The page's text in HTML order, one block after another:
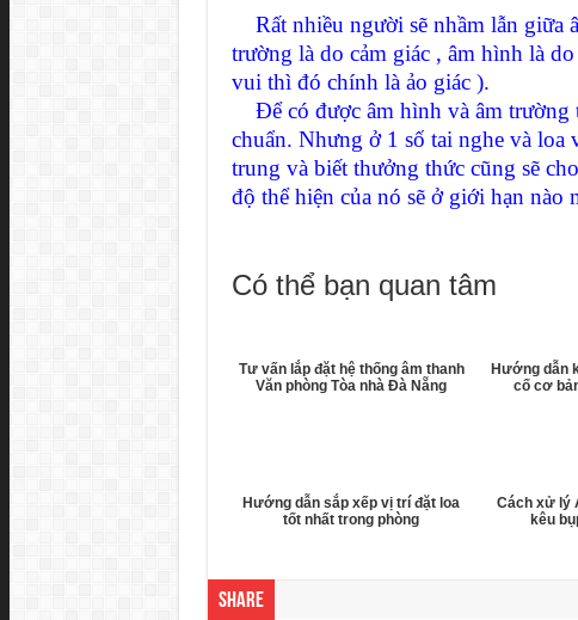
Rất nhiều người sẽ nhầm lẫn giữa
trường là do cảm giác , âm hình là
vui thì đó chính là ảo giác ).
Để có được âm hình và âm trường
chuẩn. Nhưng ở 1 số tai nghe và
trung và biết thưởng thức cũng sẽ
độ thể hiện của nó sẽ ở giới hạn nào
Có thể bạn quan tâm
Tư vấn lắp đặt hệ thống âm thanh
Văn phòng Tòa nhà Đà Nẵng
Hướng dẫn
cố cơ
Hướng dẫn sắp xếp vị trí đặt loa
tốt nhất trong phòng
Cách xử lý
kêu
Share